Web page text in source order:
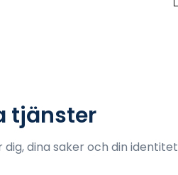
tjänster
dina saker och din identitet